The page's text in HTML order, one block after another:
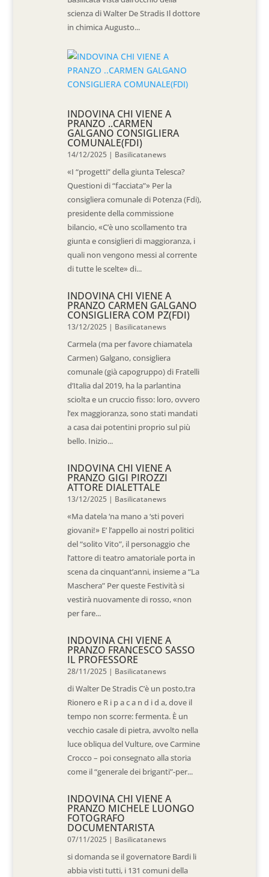
scienza di Walter De Stradis Il dottore
in chimica Augusto...
INDOVINA CHI VIENE A
PRANZO ..CARMEN
GALGANO CONSIGLIERA
COMUNALE(FDI)
14/12/2025 | Basilicatanews
«I “progetti” della giunta Telesca?
Questioni di “facciata”» Per la
consigliera comunale di Potenza (Fdi),
presidente della commissione
bilancio, «C’è uno scollamento tra
giunta e consiglieri di maggioranza, i
quali non vengono messi al corrente
di tutte le scelte» di...
INDOVINA CHI VIENE A
PRANZO CARMEN GALGANO
CONSIGLIERA COM PZ(FDI)
13/12/2025 | Basilicatanews
Carmela (ma per favore chiamatela
Carmen) Galgano, consigliera
comunale (già capogruppo) di Fratelli
d’Italia dal 2019, ha la parlantina
sciolta e un cruccio fisso: loro, ovvero
l’ex maggioranza, sono stati mandati
a casa dai potentini proprio sul più
bello. Inizio...
INDOVINA CHI VIENE A
PRANZO GIGI PIROZZI
ATTORE DIALETTALE
13/12/2025 | Basilicatanews
«Ma datela ‘na mano a ‘sti poveri
giovani!» E’ l’appello ai nostri politici
del “solito Vito”, il personaggio che
l’attore di teatro amatoriale porta in
scena da cinquant’anni, insieme a “La
Maschera” Per queste Festività si
vestirà nuovamente di rosso, «non
per fare...
INDOVINA CHI VIENE A
PRANZO FRANCESCO SASSO
IL PROFESSORE
28/11/2025 | Basilicatanews
di Walter De Stradis C’è un posto,tra
Rionero e R i p a c a n d i d a, dove il
tempo non scorre: fermenta. È un
vecchio casale di pietra, avvolto nella
luce obliqua del Vulture, ove Carmine
Crocco – poi consegnato alla storia
come il “generale dei briganti”-per...
INDOVINA CHI VIENE A
PRANZO MICHELE LUONGO
FOTOGRAFO
DOCUMENTARISTA
07/11/2025 | Basilicatanews
si domanda se il governatore Bardi li
abbia visti tutti, i 131 comuni della